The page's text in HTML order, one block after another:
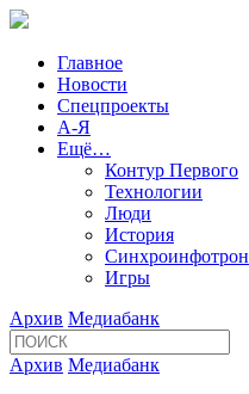
Главное
Новости
Спецпроекты
А-Я
Ещё…
Контур Первого
Технологии
Люди
История
Синхроинфотрон
Игры
Архив Медиабанк
Архив Медиабанк